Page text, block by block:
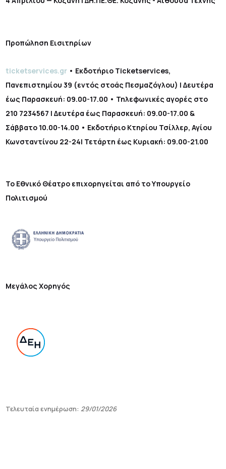
Προπώληση Εισιτηρίων
ticketservices.gr • Εκδοτήριο Ticketservices,
Πανεπιστημίου 39 (εντός στοάς Πεσμαζόγλου) | Δευτέρα
έως Παρασκευή: 09.00-17.00 • Τηλεφωνικές αγορές στο
210 7234567 | Δευτέρα έως Παρασκευή: 09.00-17.00 &
Σάββατο 10.00-14.00 • Εκδοτήριο Κτηρίου Τσίλλερ, Αγίου
Κωνσταντίνου 22-24| Τετάρτη έως Κυριακή: 09.00-21.00
Το Εθνικό Θέατρο επιχορηγείται από το Υπουργείο
Πολιτισμού
Μεγάλος Χορηγός
Τελευταία ενημέρωση:29/01/2026